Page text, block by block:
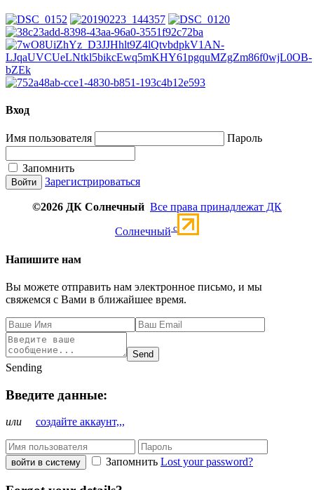
Вход
Имя пользователя Пароль
Запомнить
Зарегистрироваться
©2026 ДК Солнечный Все права принадлежат ДК
Солнечный c
Напишите нам
Вы можете отправить нам электронное письмо, и мы
свяжемся с Вами в ближайшее время.
Send
Sending
Введите данные:
или создайте аккаунт,,,
войти в систему Запомнить Lost your password?